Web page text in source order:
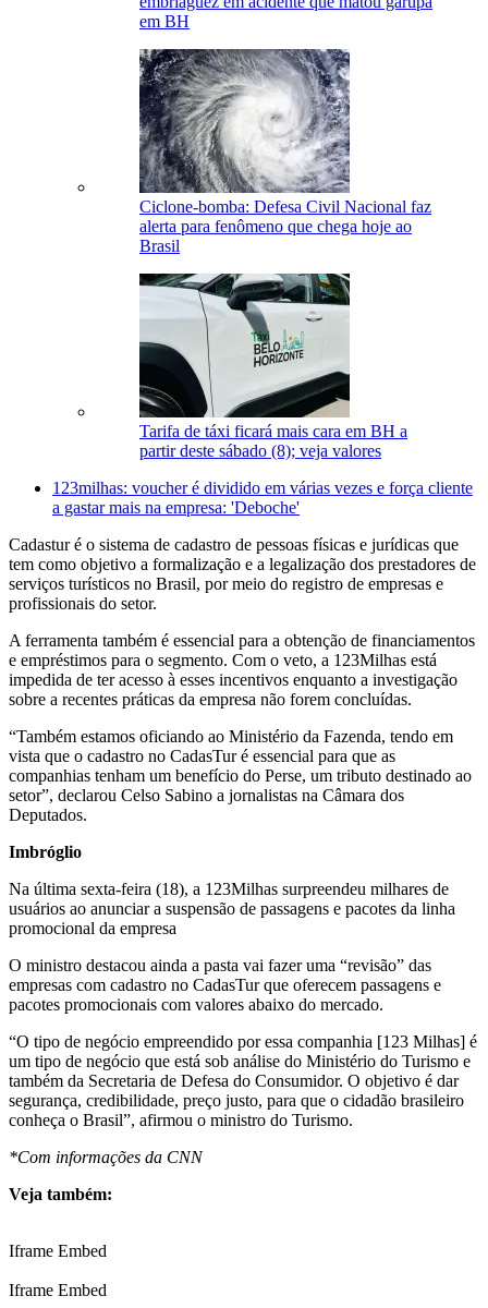
em BH
Ciclone-bomba: Defesa Civil Nacional faz
alerta para fenômeno que chega hoje ao
Brasil
Tarifa de táxi ficará mais cara em BH a
partir deste sábado (8); veja valores
123milhas: voucher é dividido em várias vezes e força cliente
a gastar mais na empresa: 'Deboche'
Cadastur é o sistema de cadastro de pessoas físicas e jurídicas que
tem como objetivo a formalização e a legalização dos prestadores de
serviços turísticos no Brasil, por meio do registro de empresas e
profissionais do setor.
A ferramenta também é essencial para a obtenção de financiamentos
e empréstimos para o segmento. Com o veto, a 123Milhas está
impedida de ter acesso à esses incentivos enquanto a investigação
sobre a recentes práticas da empresa não forem concluídas.
“Também estamos oficiando ao Ministério da Fazenda, tendo em
vista que o cadastro no CadasTur é essencial para que as
companhias tenham um benefício do Perse, um tributo destinado ao
setor”, declarou Celso Sabino a jornalistas na Câmara dos
Deputados.
Imbróglio
Na última sexta-feira (18), a 123Milhas surpreendeu milhares de
usuários ao anunciar a suspensão de passagens e pacotes da linha
promocional da empresa
O ministro destacou ainda a pasta vai fazer uma “revisão” das
empresas com cadastro no CadasTur que oferecem passagens e
pacotes promocionais com valores abaixo do mercado.
“O tipo de negócio empreendido por essa companhia [123 Milhas] é
um tipo de negócio que está sob análise do Ministério do Turismo e
também da Secretaria de Defesa do Consumidor. O objetivo é dar
segurança, credibilidade, preço justo, para que o cidadão brasileiro
conheça o Brasil”, afirmou o ministro do Turismo.
*Com informações da CNN
Veja também:
Iframe Embed
Iframe Embed